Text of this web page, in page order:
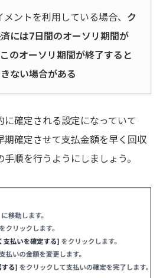
ントを利用している場合、 ク
には7日間のオーソリ期間が
のオーソリ期間が終了すると
ない場合がある
に確定される設定になっていて
期確定させて支払金額を早く回収
順を行うようにしましょう。